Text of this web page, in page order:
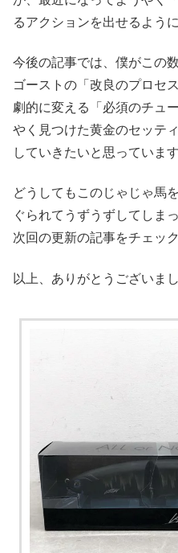
るアクションを出せるよう
今後の記事では、僕がこの
ゴーストの「改良のプロセ
劇的に変える「必須のチュ
やく見つけた黄金のセッテ
していきたいと思っています
どうしてもこのじゃじゃ馬
ぐられてうずうずしてしま
次回の更新の記事をチェッ
以上、ありがとうございまし